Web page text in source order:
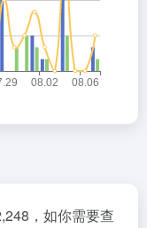
，如你需要查